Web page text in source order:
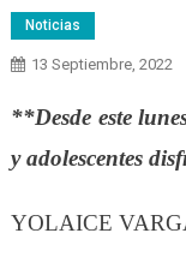
Noticias
13 Septiembre, 2022
**Desde este
y adolescentes
YOLAICE